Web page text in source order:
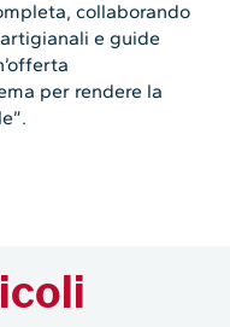
collaborando
e guide
per rendere la